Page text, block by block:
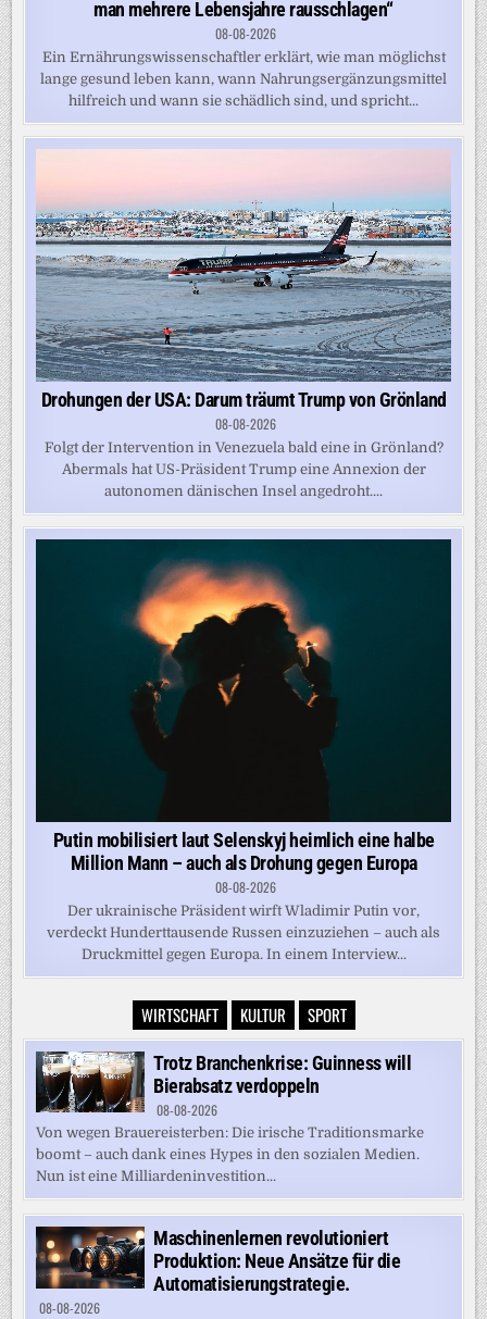
man mehrere Lebensjahre rausschlagen“
08-08-2026
Ein Ernährungswissenschaftler erklärt, wie man möglichst
lange gesund leben kann, wann Nahrungsergänzungsmittel
hilfreich und wann sie schädlich sind, und spricht...
Drohungen der USA: Darum träumt Trump von Grönland
08-08-2026
Folgt der Intervention in Venezuela bald eine in Grönland?
Abermals hat US-Präsident Trump eine Annexion der
autonomen dänischen Insel angedroht....
Putin mobilisiert laut Selenskyj heimlich eine halbe
Million Mann – auch als Drohung gegen Europa
08-08-2026
Der ukrainische Präsident wirft Wladimir Putin vor,
verdeckt Hunderttausende Russen einzuziehen – auch als
Druckmittel gegen Europa. In einem Interview...
WIRTSCHAFT KULTUR SPORT
Trotz Branchenkrise: Guinness will
Bierabsatz verdoppeln
08-08-2026
Von wegen Brauereisterben: Die irische Traditionsmarke
boomt – auch dank eines Hypes in den sozialen Medien.
Nun ist eine Milliardeninvestition...
Maschinenlernen revolutioniert
Produktion: Neue Ansätze für die
Automatisierungstrategie.
08-08-2026